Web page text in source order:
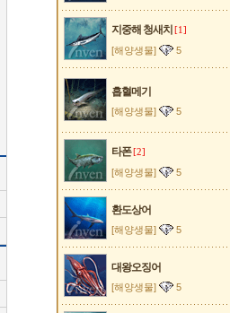
지중해 청새치 [1]
[해양생물] 5
흡혈메기
[해양생물] 5
타폰 [2]
[해양생물] 5
환도상어
[해양생물] 5
대왕오징어
[해양생물] 5